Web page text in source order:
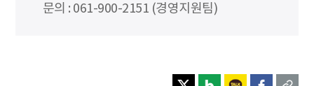
문의 : 061-900-2151 (경영지원팀)